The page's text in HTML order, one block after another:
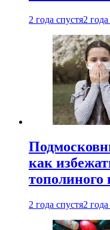
2 года спустя2
как
тополиного
2 года спустя2